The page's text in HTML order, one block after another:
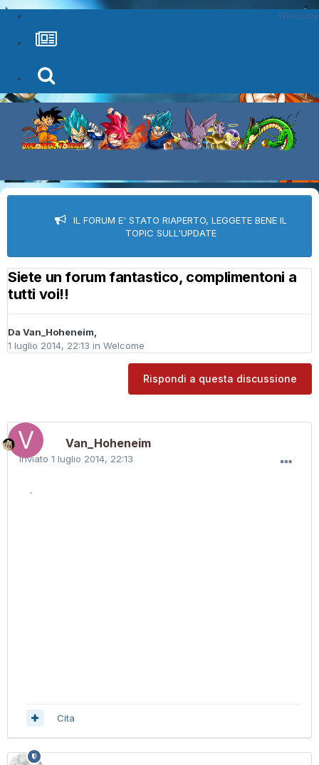
Welcome
IL FORUM E' STATO RIAPERTO, LEGGETE BENE IL
TOPIC SULL'UPDATE
Siete un forum fantastico, complimentoni a
tutti voi!!
Da Van_Hoheneim,
1 luglio 2014, 22:13 in Welcome
Rispondi a questa discussione
Van_Hoheneim
Inviato 1 luglio 2014, 22:13
.
Cita